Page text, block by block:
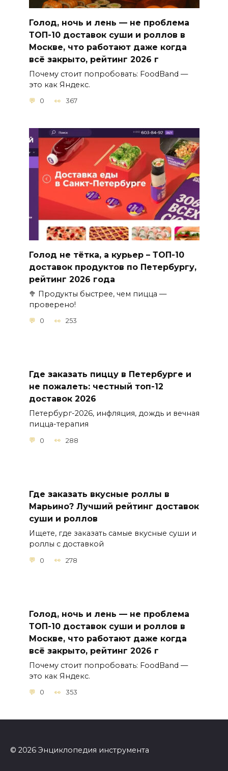
Голод, ночь и лень — не проблема
ТОП-10 доставок суши и роллов в
Москве, что работают даже когда
всё закрыто, рейтинг 2026 г
Почему стоит попробовать: FoodBand —
это как Яндекс.
0 367
Голод не тётка, а курьер – ТОП-10
доставок продуктов по Петербургу,
рейтинг 2026 года
🥦 Продукты быстрее, чем пицца —
проверено!
0 253
Где заказать пиццу в Петербурге и
не пожалеть: честный топ-12
доставок 2026
Петербург-2026, инфляция, дождь и вечная
пицца-терапия
0 288
Где заказать вкусные роллы в
Марьино? Лучший рейтинг доставок
суши и роллов
Ищете, где заказать самые вкусные суши и
роллы с доставкой
0 278
Голод, ночь и лень — не проблема
ТОП-10 доставок суши и роллов в
Москве, что работают даже когда
всё закрыто, рейтинг 2026 г
Почему стоит попробовать: FoodBand —
это как Яндекс.
0 353
© 2026 Энциклопедия инструмента